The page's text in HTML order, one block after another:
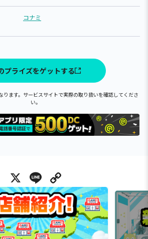
コナミ
プライズをゲットする
ます。サービスサイトで実際の取り扱いを確認してくださ
い。
X Line